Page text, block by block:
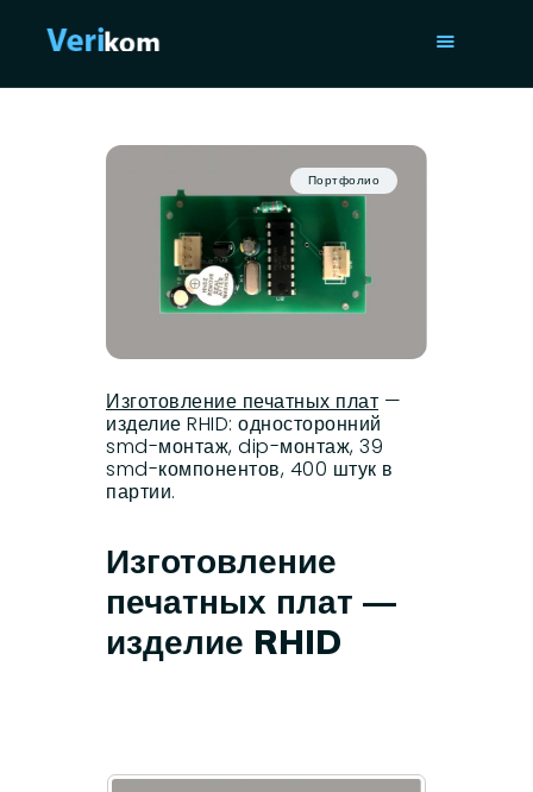
ПОРТФОЛИО
СТАТЬИ
О НАС
Портфолио
Изготовление печатных плат —
изделие RHID: односторонний
smd-монтаж, dip-монтаж, 39
smd-компонентов, 400 штук в
партии.
Изготовление
печатных плат —
изделие RHID